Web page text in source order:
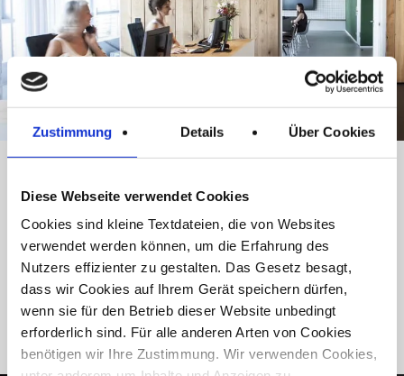
Zustimmung Details Über Cookies
Diese Webseite verwendet Cookies
Cookies sind kleine Textdateien, die von Websites
verwendet werden können, um die Erfahrung des
Nutzers effizienter zu gestalten. Das Gesetz besagt,
dass wir Cookies auf Ihrem Gerät speichern dürfen,
wenn sie für den Betrieb dieser Website unbedingt
erforderlich sind. Für alle anderen Arten von Cookies
benötigen wir Ihre Zustimmung. Wir verwenden Cookies,
Düsseldorf
annalect Germany
Grünstraße 15
40212 Düsseldorf
E-Mail: feedback@annalect.de